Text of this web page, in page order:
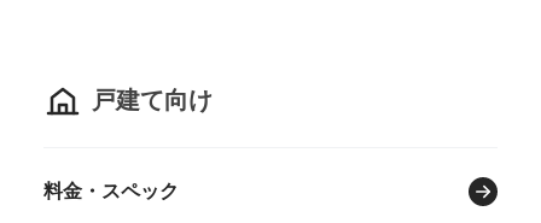
戸建て向け
料金・スペック